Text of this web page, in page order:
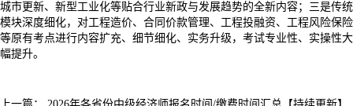
城市更新、新型工业化等贴合行业新政与发展趋势的全新内容；三是传统
模块深度细化，对工程造价、合同价款管理、工程投融资、工程风险保险
等原有考点进行内容扩充、细节细化、实务升级，考试专业性、实操性大
幅提升。